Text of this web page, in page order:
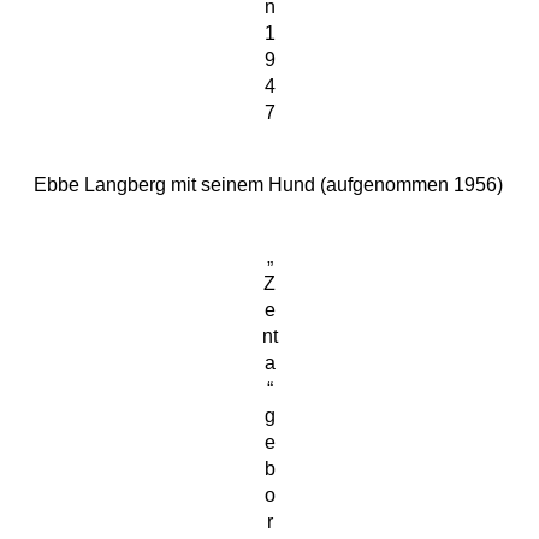
n
1
9
4
7
Ebbe Langberg mit seinem Hund (aufgenommen 1956)
„
Z
e
nt
a
“
g
e
b
o
r